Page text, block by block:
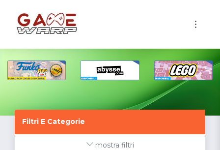
Filtri E Categorie
mostra filtri